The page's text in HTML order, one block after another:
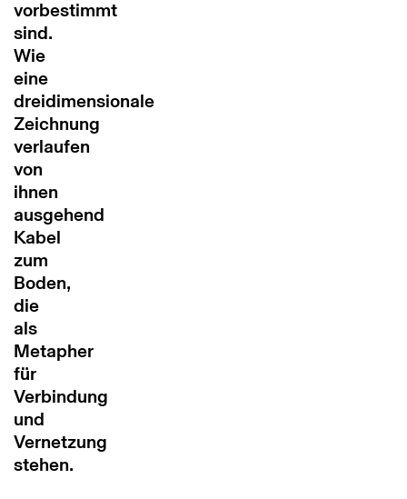
vorbestimmt
sind.
Wie
eine
dreidimensionale
Zeichnung
verlaufen
von
ihnen
ausgehend
Kabel
zum
Boden,
die
als
Metapher
für
Verbindung
und
Vernetzung
stehen.